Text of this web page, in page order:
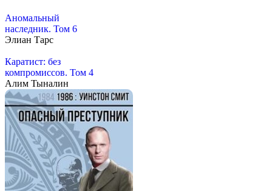
Аномальный
наследник. Том 6
Элиан Тарс
Каратист: без
компромиссов. Том 4
Алим Тыналин